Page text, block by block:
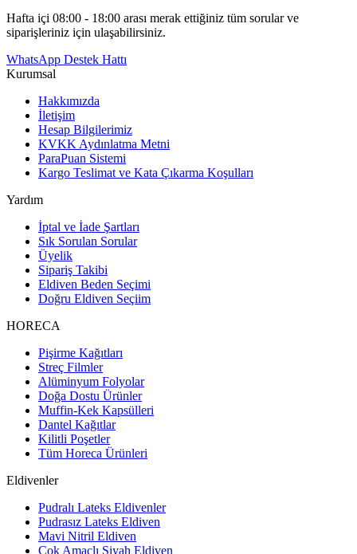
Hafta içi 08:00 - 18:00 arası merak ettiğiniz tüm sorular ve
siparişleriniz için ulaşabilirsiniz.
WhatsApp Destek Hattı
Kurumsal
Hakkımızda
İletişim
Hesap Bilgilerimiz
KVKK Aydınlatma Metni
ParaPuan Sistemi
Kargo Teslimat ve Kata Çıkarma Koşulları
Yardım
İptal ve İade Şartları
Sık Sorulan Sorular
Üyelik
Sipariş Takibi
Eldiven Beden Seçimi
Doğru Eldiven Seçiim
HORECA
Pişirme Kağıtları
Streç Filmler
Alüminyum Folyolar
Doğa Dostu Ürünler
Muffin-Kek Kapsülleri
Dantel Kağıtlar
Kilitli Poşetler
Tüm Horeca Ürünleri
Eldivenler
Pudralı Lateks Eldivenler
Pudrasız Lateks Eldiven
Mavi Nitril Eldiven
Çok Amaçlı Siyah Eldiven